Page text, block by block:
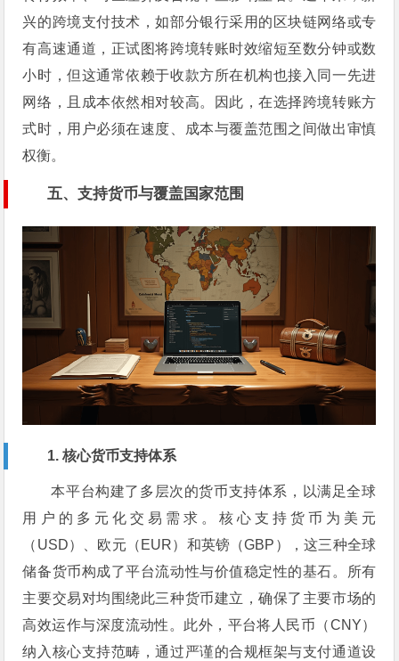
兴的跨境支付技术，如部分银行采用的区块链网络或专
有高速通道，正试图将跨境转账时效缩短至数分钟或数
小时，但这通常依赖于收款方所在机构也接入同一先进
网络，且成本依然相对较高。因此，在选择跨境转账方
式时，用户必须在速度、成本与覆盖范围之间做出审慎
权衡。
五、支持货币与覆盖国家范围
1. 核心货币支持体系
本平台构建了多层次的货币支持体系，以满足全球
用户的多元化交易需求。核心支持货币为美元
（USD）、欧元（EUR）和英镑（GBP），这三种全球
储备货币构成了平台流动性与价值稳定性的基石。所有
主要交易对均围绕此三种货币建立，确保了主要市场的
高效运作与深度流动性。此外，平台将人民币（CNY）
纳入核心支持范畴，通过严谨的合规框架与支付通道设